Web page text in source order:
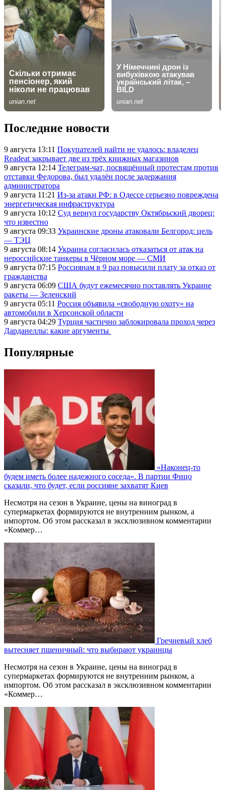
Последние новости
9 августа 13:11 Покупателей найти не удалось: владелец
Readeat закрывает две из трёх книжных магазинов
9 августа 12:14 Телеграм-чат, посвящённый протестам против
отставки Федорова, был удалён после задержания
администратора
9 августа 11:21 Из-за атаки РФ: в Одессе серьезно повреждена
энергетическая инфраструктура
9 августа 10:12 Суд вернул государству Октябрьский дворец:
что известно
9 августа 09:33 Украинские дроны атаковали Белгород: цель
— ТЭЦ
9 августа 08:14 Украина согласилась отказаться от атак на
нероссийские танкеры в Чёрном море — СМИ
9 августа 07:15 Россиянам в 9 раз повысили плату за отказ от
гражданства
9 августа 06:09 США будут ежемесячно поставлять Украине
ракеты — Зеленский
9 августа 05:11 Россия объявила «свободную охоту» на
автомобили в Херсонской области
9 августа 04:29 Турция частично заблокировала проход через
Дарданеллы: какие аргументы
Популярные
«Наконец-то
будем иметь более надежного соседа». В партии Фицо
сказали, что будет, если россияне захватят Киев
Несмотря на сезон в Украине, цены на виноград в
супермаркетах формируются не внутренним рынком, а
импортом. Об этом рассказал в эксклюзивном комментарии
«Коммер…
Гречневый хлеб
вытесняет пшеничный: что выбирают украинцы
Несмотря на сезон в Украине, цены на виноград в
супермаркетах формируются не внутренним рынком, а
импортом. Об этом рассказал в эксклюзивном комментарии
«Коммер…